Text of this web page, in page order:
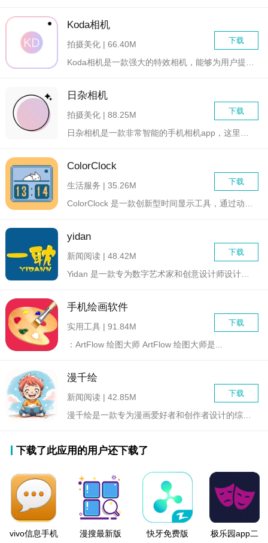
Koda相机
下载
拍摄美化 | 66.40M
日杂相机
下载
拍摄美化 | 88.25M
ColorClock
下载
生活服务 | 35.26M
yidan
下载
新闻阅读 | 48.42M
手机绘画软件
下载
实用工具 | 91.84M
：ArtFlow 绘图大师 ArtFlow 绘图大师是...
漫千绘
下载
新闻阅读 | 42.85M
下载了此应用的用户还下载了
vivo信息手机
漫搜最新版 快牙免费版
极乐园app二